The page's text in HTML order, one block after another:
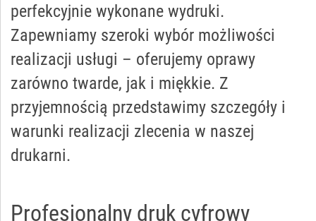
perfekcyjnie wykonane wydruki.
Zapewniamy szeroki wybór możliwości
realizacji usługi – oferujemy oprawy
zarówno twarde, jak i miękkie. Z
przyjemnością przedstawimy szczegóły i
warunki realizacji zlecenia w naszej
drukarni.
Profesjonalny druk cyfrowy